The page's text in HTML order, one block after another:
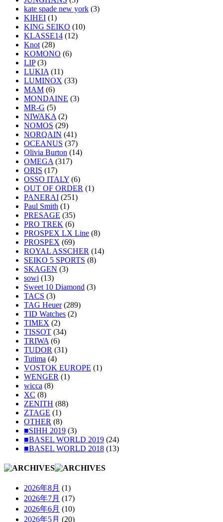
kate spade new york (3)
KIHEI (1)
KING SEIKO (10)
KLASSE14 (12)
Knot (28)
KOMONO (6)
LIP(3)
LUKIA (11)
LUMINOX (33)
MAM (6)
MONDAINE (3)
MR-G (5)
NIWAKA (2)
NOMOS (29)
NORQAIN (41)
OCEANUS (37)
Olivia Burton (14)
OMEGA (317)
ORIS (17)
OSSO ITALY (6)
OUT OF ORDER (1)
PANERAI (251)
Paul Smith (1)
PRESAGE (35)
PRO TREK (6)
PROSPEX LX Line (8)
PROSPEX (69)
ROYAL ASSCHER (14)
SEIKO 5 SPORTS (8)
SKAGEN (3)
sowi (13)
Sweet 10 Diamond (3)
TACS (3)
TAG Heuer(289)
TID Watches (2)
TIMEX (2)
TISSOT (34)
TRIWA (6)
TUDOR (31)
Tutima (4)
VOSTOK EUROPE (1)
WENGER (1)
wicca (8)
XC (8)
ZENITH (88)
ZTAGE (1)
OTHER (8)
■SIHH 2019 (3)
■BASEL WORLD 2019 (24)
■BASEL WORLD 2018 (13)
2026年8月 (1)
2026年7月 (17)
2026年6月 (10)
2026年5月 (20)